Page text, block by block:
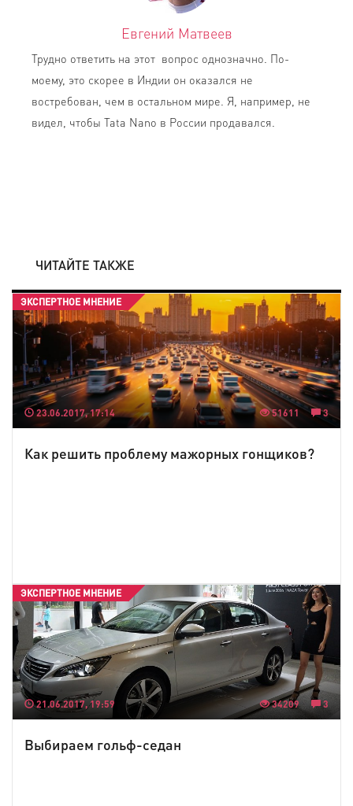
Евгений Матвеев
Трудно ответить на этот вопрос однозначно. По-
моему, это скорее в Индии он оказался не
востребован, чем в остальном мире. Я, например, не
видел, чтобы Tata Nano в России продавался.
ЧИТАЙТЕ ТАКЖЕ
23.06.2017, 17:14 51611 3
ЭКСПЕРТНОЕ МНЕНИЕ
Как решить проблему мажорных гонщиков?
21.06.2017, 19:59 34209 3
ЭКСПЕРТНОЕ МНЕНИЕ
Выбираем гольф-седан